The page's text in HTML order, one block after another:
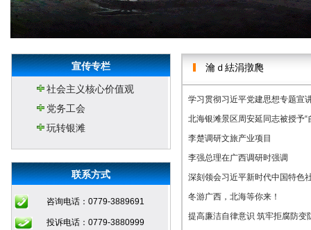
宣传专栏
社会主义核心价值观
党务工会
玩转银滩
联系方式
咨询电话：0779-3889691
投诉电话：0779-3880999
瀹ｄ紶涓撴爮
学习贯彻习近平党建思想专题宣
北海银滩景区周安延同志被授予“
李楚调研文旅产业项目
李强总理在广西调研时强调
深刻领会习近平新时代中国特色
冬游广西，北海等你来！
提高廉洁自律意识 筑牢拒腐防变